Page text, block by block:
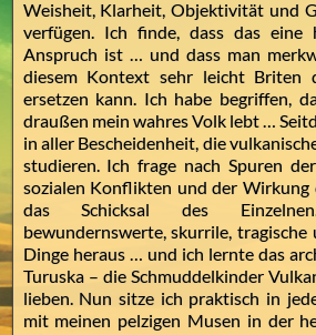
Weisheit, Klarheit, Objektivität und
verfügen. Ich finde, dass das eine
Anspruch ist … und dass man
diesem Kontext sehr leicht Briten
ersetzen kann. Ich habe begriffen,
draußen mein wahres Volk lebt …
in aller Bescheidenheit, die
studieren. Ich frage nach Spuren
sozialen Konflikten und der Wirkung
das Schicksal des
bewundernswerte, skurrile, tragische
Dinge heraus … und ich lernte das
Turuska – die Schmuddelkinder
lieben. Nun sitze ich praktisch in
mit meinen pelzigen Musen in der